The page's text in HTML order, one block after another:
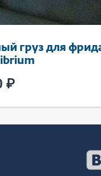
груз для
₽